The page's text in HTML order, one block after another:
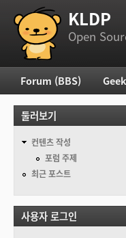
부 메뉴 KLDP
Open
주 메뉴
Forum (BBS)
둘러보기
컨텐츠 작성
포럼 주제
최근 포스트
사용자 로그인